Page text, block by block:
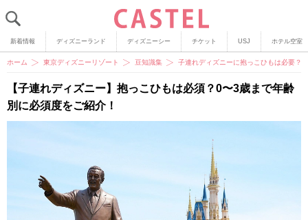
新着情報 ディズニーランド ディズニーシー チケット USJ ホテル空室
ホーム 東京ディズニーリゾート 豆知識集 子連れディズニーに抱っこひもは必要？
【子連れディズニー】抱っこひもは必須？0〜3歳まで年齢
別に必須度をご紹介！